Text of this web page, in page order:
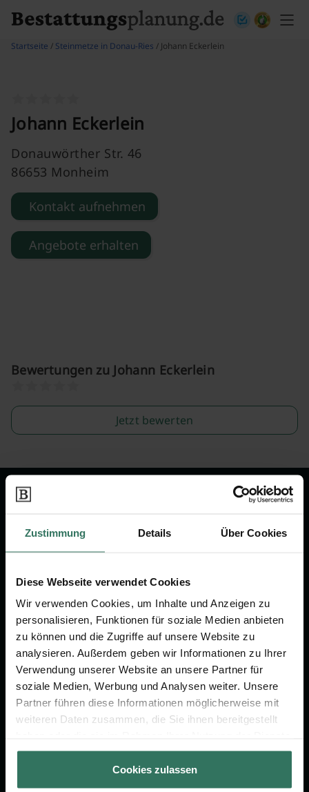
Zustimmung Details Über Cookies
Diese Webseite verwendet Cookies
Wir verwenden Cookies, um Inhalte und Anzeigen zu
personalisieren, Funktionen für soziale Medien anbieten
zu können und die Zugriffe auf unsere Website zu
analysieren. Außerdem geben wir Informationen zu Ihrer
Verwendung unserer Website an unsere Partner für
soziale Medien, Werbung und Analysen weiter. Unsere
Partner führen diese Informationen möglicherweise mit
weiteren Daten zusammen, die Sie ihnen bereitgestellt
gesammelt haben.
Cookies zulassen
Startseite / Steinmetze in Donau-Ries / Johann Eckerlein
Johann Eckerlein
Donauwörther Str. 46
86653 Monheim
Kontakt aufnehmen
Angebote erhalten
Bewertungen zu Johann Eckerlein
Jetzt bewerten
Wir sind Ihr Ansprechpartner rund
um das Thema Bestattung &
Vorsorge.
Jetzt beraten lassen
FÜR SIE
Vergleich
Ratgeber
Verzeichnis
FÜR BESTATTER
Online-Portal
Kostenlos registrieren